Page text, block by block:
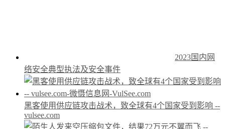
2023国内网
络安全典型执法及安全事件
黑客使用供应链攻击战术，致全球有4个国家受到影响 --
vulsee.com